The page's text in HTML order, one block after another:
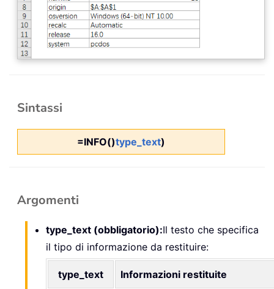
Sintassi
=INFO()type_text)
Argomenti
type_text (obbligatorio):Il testo che specifica
il tipo di informazione da restituire:
type_text Informazioni restituite